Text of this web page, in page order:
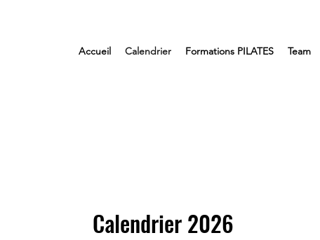
Accueil Calendrier Formations PILATES Team
Calendrier 2026